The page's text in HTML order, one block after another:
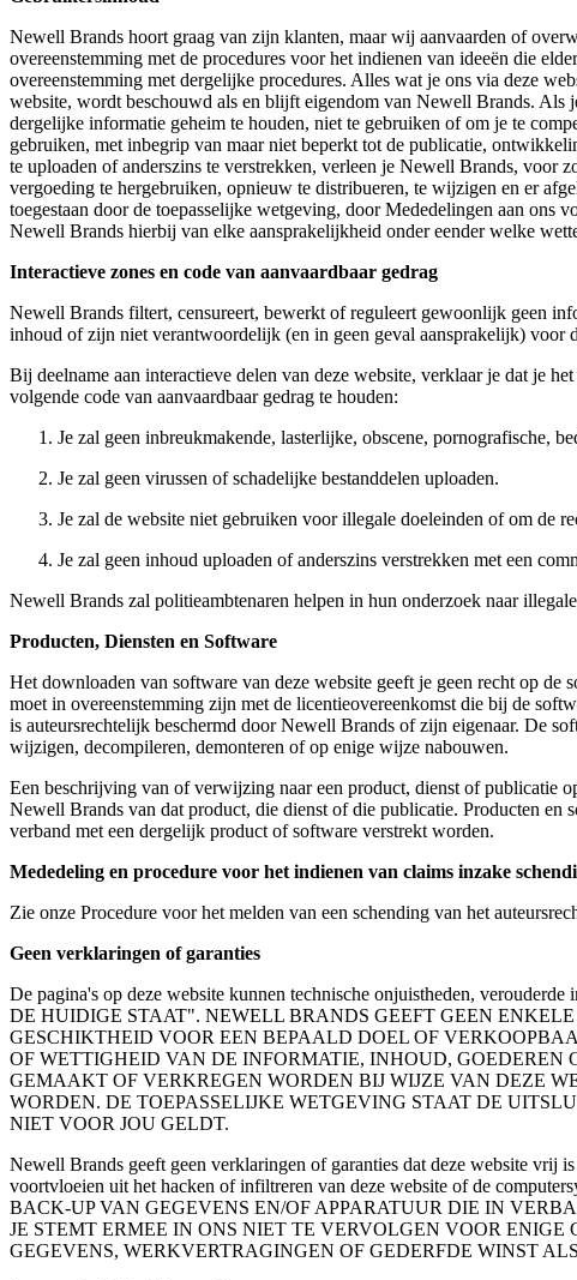
Newell Brands hoort graag van zijn klanten, maar wij aanvaarden of
overeenstemming met de procedures voor het indienen van ideeën die
overeenstemming met dergelijke procedures. Alles wat je ons via deze
website, wordt beschouwd als en blijft eigendom van Newell Brands.
dergelijke informatie geheim te houden, niet te gebruiken of om je te
gebruiken, met inbegrip van maar niet beperkt tot de publicatie,
te uploaden of anderszins te verstrekken, verleen je Newell Brands, voor
vergoeding te hergebruiken, opnieuw te distribueren, te wijzigen en er
toegestaan door de toepasselijke wetgeving, door Mededelingen aan ons
Newell Brands hierbij van elke aansprakelijkheid onder eender welke
Interactieve zones en code van aanvaardbaar gedrag
Newell Brands filtert, censureert, bewerkt of reguleert gewoonlijk geen
inhoud of zijn niet verantwoordelijk (en in geen geval aansprakelijk) voor
Bij deelname aan interactieve delen van deze website, verklaar je dat je
volgende code van aanvaardbaar gedrag te houden:
Je zal geen inbreukmakende, lasterlijke, obscene, pornografische,
Je zal geen virussen of schadelijke bestanddelen uploaden.
Je zal de website niet gebruiken voor illegale doeleinden of om de
Je zal geen inhoud uploaden of anderszins verstrekken met een
Newell Brands zal politieambtenaren helpen in hun onderzoek naar
Producten, Diensten en Software
Het downloaden van software van deze website geeft je geen recht op
moet in overeenstemming zijn met de licentieovereenkomst die bij de
is auteursrechtelijk beschermd door Newell Brands of zijn eigenaar. De
wijzigen, decompileren, demonteren of op enige wijze nabouwen.
Een beschrijving van of verwijzing naar een product, dienst of publicatie
Newell Brands van dat product, die dienst of die publicatie. Producten en
verband met een dergelijk product of software verstrekt worden.
Mededeling en procedure voor het indienen van claims inzake
Zie onze Procedure voor het melden van een schending van het
Geen verklaringen of garanties
De pagina's op deze website kunnen technische onjuistheden,
DE HUIDIGE STAAT". NEWELL BRANDS GEEFT GEEN
GESCHIKTHEID VOOR EEN BEPAALD DOEL OF
OF WETTIGHEID VAN DE INFORMATIE, INHOUD,
GEMAAKT OF VERKREGEN WORDEN BIJ WIJZE VAN DEZE
WORDEN. DE TOEPASSELIJKE WETGEVING STAAT DE
NIET VOOR JOU GELDT.
Newell Brands geeft geen verklaringen of garanties dat deze website vrij
voortvloeien uit het hacken of infiltreren van deze website of de
BACK-UP VAN GEGEVENS EN/OF APPARATUUR DIE IN
JE STEMT ERMEE IN ONS NIET TE VERVOLGEN VOOR
GEGEVENS, WERKVERTRAGINGEN OF GEDERFDE WINST